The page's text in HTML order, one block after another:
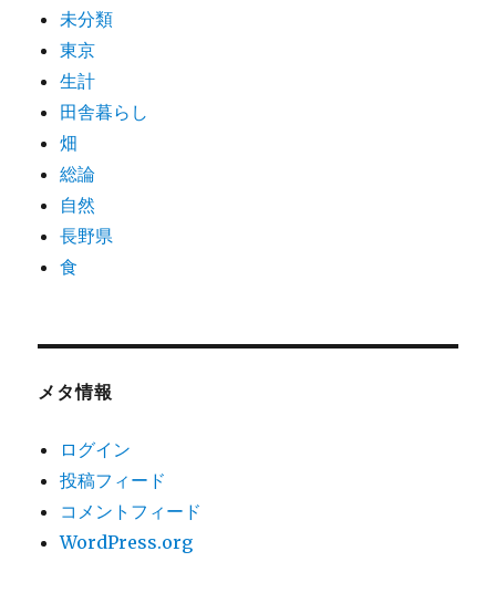
未分類
東京
生計
田舎暮らし
畑
総論
自然
長野県
食
メタ情報
ログイン
投稿フィード
コメントフィード
WordPress.org